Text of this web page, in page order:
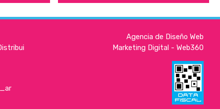
Agencia de Diseño Web
Marketing Digital - Web360